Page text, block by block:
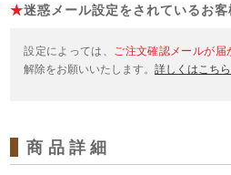
★迷惑メール設定をされているお客
設定によっては、 ご注文確認メールが届
解除をお願いいたします。詳しくはこちら
商品詳細